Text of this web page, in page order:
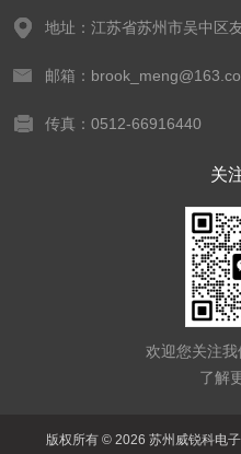
地址：江苏省苏州市吴中区
邮箱：
传真：0512-66916440
关
欢迎您关注
了解
版权所有 © 2026 苏州威锐科电